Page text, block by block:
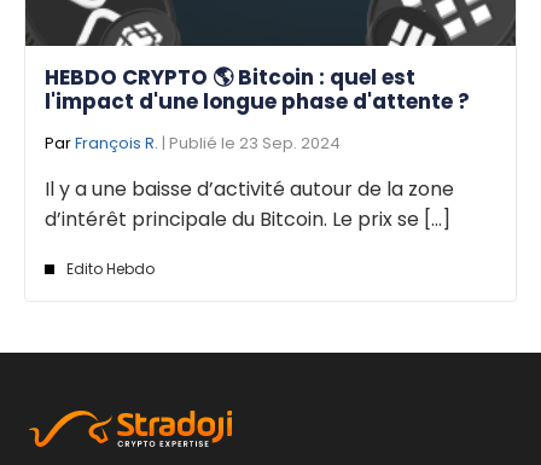
HEBDO CRYPTO 🌎 Bitcoin : quel est
l'impact d'une longue phase d'attente ?
ParFrançois R. | Publié le 23 Sep. 2024
Il y a une baisse d’activité autour de la zone
d’intérêt principale du Bitcoin. Le prix se [...]
Edito Hebdo